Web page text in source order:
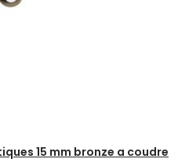
15 mm bronze a coudre